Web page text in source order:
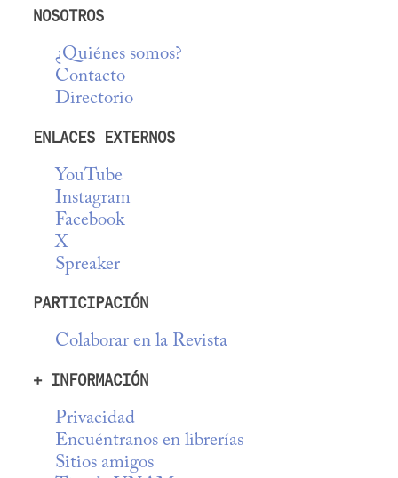
NOSOTROS
¿Quiénes somos?
Contacto
Directorio
ENLACES EXTERNOS
YouTube
Instagram
Facebook
X
Spreaker
PARTICIPACIÓN
Colaborar en la Revista
+ INFORMACIÓN
Privacidad
Encuéntranos en librerías
Sitios amigos